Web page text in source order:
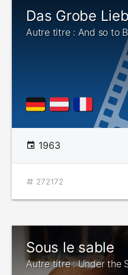
Das Grobe
Autre titre : And so to
1963
272172
Sous le sable
Autre titre : Under the